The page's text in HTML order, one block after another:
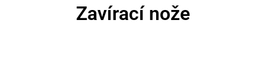
Zavírací nože